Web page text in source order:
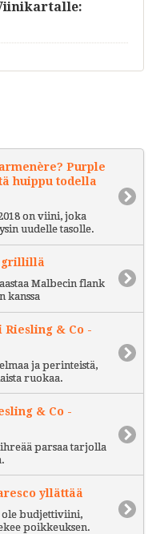
Purple
huippu todella
on viini, joka
uudelle tasolle.
grillillä
Malbecin flank
kanssa
Riesling & Co -
ja perinteistä,
ruokaa.
& Co -
parsaa tarjolla
yllättää
ole budjettiviini,
poikkeuksen.